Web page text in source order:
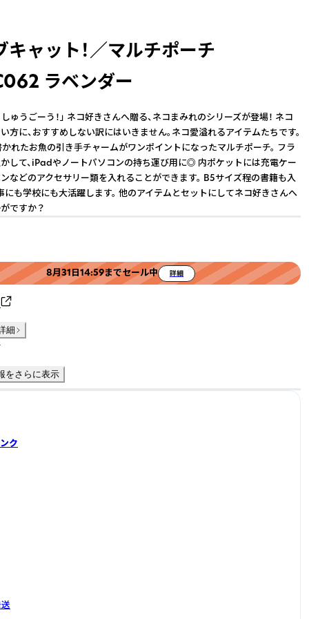
キャット！／マルチポーチ
ラベンダー
しゅうごーう！」 ネコ好きさんへ贈る、ネコまみれのシリーズが登場！ ネコ
方に、おすすめしない訳にはいきません。ネコ愛溢れるアイテムたちです。
かれたお魚の引き手チャームがワンポイントになったマルチポーチ。 フラ
して、iPadやノートパソコンの持ち運び用に◎ 内ポケットには充電ケー
などのアクセサリー類を入れることができます。 B5サイズ程の書籍も入
にも学校にも大活躍します。 他のアイテムとセットにしてネコ好きさんへ
ですか？
8月31日14:59までセール中 詳細
細
をさらに表示
ク